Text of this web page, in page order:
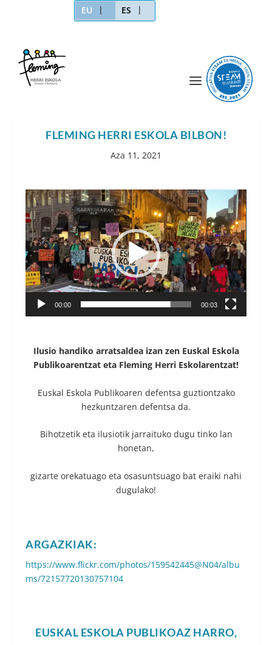
EU ES
FLEMING HERRI ESKOLA BILBON!
Aza 11, 2021
Bideo
erreproduzigailua
00:00 00:03
Ilusio handiko arratsaldea izan zen Euskal Eskola
Publikoarentzat eta Fleming Herri Eskolarentzat!
Euskal Eskola Publikoaren defentsa guztiontzako
hezkuntzaren defentsa da.
Bihotzetik eta ilusiotik jarraituko dugu tinko lan
honetan,
gizarte orekatuago eta osasuntsuago bat eraiki nahi
dugulako!
ARGAZKIAK:
https://www.flickr.com/photos/159542445@N04/albu
ms/72157720130757104
EUSKAL ESKOLA PUBLIKOAZ HARRO,